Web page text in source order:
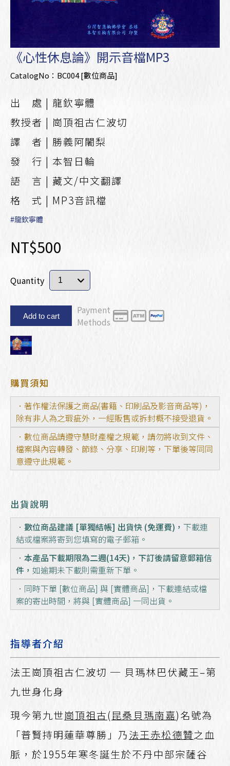
《心性休息論》開示音檔MP3
CatalogNo：BC004 [數位商品]
出 處 | 龍欽寧體
教授者 | 崗頂祖古仁波切
譯 者 | 勝義阿闍梨
發 行 | 本智日輪
語 言 | 藏文/中文翻譯
格 式 | MP3音訊檔
#龍欽寧體
NT$500
Quantity
Add to cart
Payment
Methods
購買須知
．著作權法保護之商品(書籍、印刷品及影音商品等)，
除有非人為之瑕疵外，一經販售或拆封概不接受退貨。
．數位商品請遵守慧財產權之規範，請勿將收到文件、
檔案與內容轉發、節錄、分享、印刷等，下單後等同同
意遵守此規範。
出貨說明
． 數位商品建議 [單獨結帳] 出貨快 (免運費)， 下載連
結或檔案將寄到您填寫的電子郵箱。
． 本產品下載期限為二週(14天)，下訂後請留意郵箱信
件， 如逾期未下載則需重新下單。
．同時下單 [數位商品] 與 [實體商品]，下載連結或檔
案的寄出時間，將與 [實體商品] 一同出貨。
指導者介紹
法王崗頂祖古仁波切 ─ 貝瑪林巴伏藏王–第
九世身化身
現今第九世崗頂祖古(昆桑貝瑪南嘉)名號為
「普賢持明蓮華尊勝」乃法王赤松德贊之血
脈，於1955年寒冬誕生於不丹中部宗薩谷